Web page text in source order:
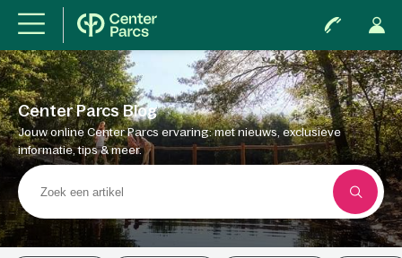
Center Parcs Blog
Jouw online Center Parcs ervaring: met nieuws, exclusieve
informatie, tips & meer.